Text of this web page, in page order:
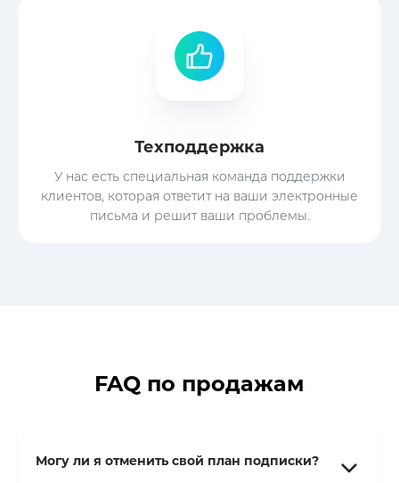
Техподдержка
У нас есть специальная команда поддержки
клиентов, которая ответит на ваши электронные
письма и решит ваши проблемы.
FAQ по продажам
Могу ли я отменить свой план подписки?